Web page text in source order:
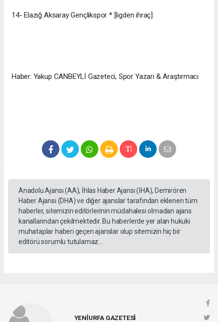
14- Elazığ Aksaray Gençlikspor * [ligden ihraç]
Haber: Yakup CANBEYLİ Gazeteci, Spor Yazarı & Araştırmacı
Anadolu Ajansı (AA), İhlas Haber Ajansı (İHA), Demirören
Haber Ajansı (DHA) ve diğer ajanslar tarafından eklenen tüm
haberler, sitemizin editörlerinin müdahalesi olmadan ajans
kanallarından çekilmektedir. Bu haberlerde yer alan hukuki
muhataplar haberi geçen ajanslar olup sitemizin hiç bir
editörü sorumlu tutulamaz...
YENİURFA GAZETESİ